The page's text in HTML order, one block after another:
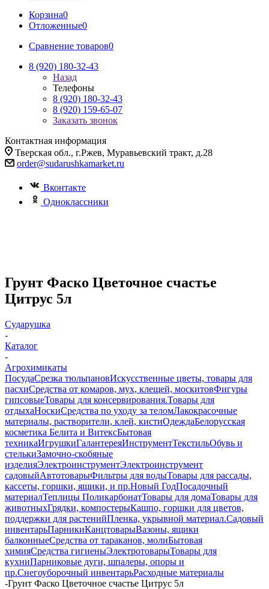
Корзина0
Отложенные0
Сравнение товаров0
8 (920) 180-32-43
Назад
Телефоны
8 (920) 180-32-43
8 (920) 159-65-07
Заказать звонок
Контактная информация
Тверская обл., г.Ржев, Муравьевский тракт, д.28
order@sudarushkamarket.ru
Вконтакте
Одноклассники
Грунт Фаско Цветочное счастье
Цитрус 5л
Сударушка
-
Каталог
-
Агрохимикаты
ПосудаСрезка тюльпановИскусственные цветы, товары для
пасхиСредства от комаров, мух, клещей, москитовФигуры
гипсовыеТовары для консервирования.Товары для
отдыхаНоскиСредства по уходу за теломЛакокрасочные
материалы, растворители, клей, кистиОдеждаБелорусская
косметика Белита и ВитексБытовая
техникаИгрушкиГалантереяИнструментТекстильОбувь и
стелькиЗамочно-скобяные
изделияЭлектроинструментЭлектроинструмент
садовыйАвтотоварыФильтры для водыТовары для рассады,
кассеты, горшки, ящики, и пр.Новый ГодПосадочный
материалТеплицы ПоликарбонатТовары для домаТовары для
животныхГрядки, компостерыКашпо, горшки для цветов,
поддержки для растенийПленка, укрывной материал.Садовый
инвентарьПарникиКанцтоварыВазоны, ящики
балконныеСредства от тараканов, молиБытовая
химияСредства гигиеныЭлектротоварыТовары для
кухниПарниковые дуги, шпалеры, опоры и
пр.Снегоуборочный инвентарьРасходные материалы
-Грунт Фаско Цветочное счастье Цитрус 5л